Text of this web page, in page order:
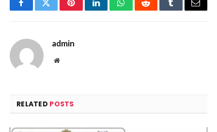
FacebookTwitterPinterestLinkedInWhatsAppRedditTumblrEmail
admin
Website
RELATED POSTS